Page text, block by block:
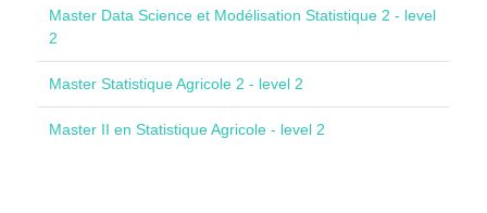
Master Data Science et Modélisation Statistique 2 - level
2
Master Statistique Agricole 2 - level 2
Master II en Statistique Agricole - level 2